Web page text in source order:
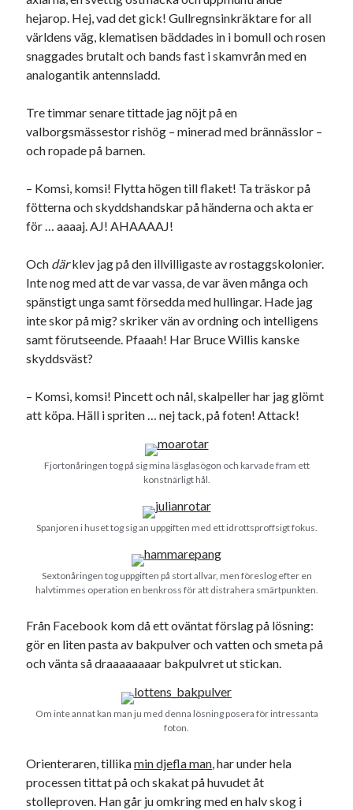
hejarop. Hej, vad det gick! Gullregnsinkräktare for all
världens väg, klematisen bäddades in i bomull och rosen
snaggades brutalt och bands fast i skamvrån med en
analogantik antennsladd.
Tre timmar senare tittade jag nöjt på en
valborgsmässestor rishög – minerad med brännässlor –
och ropade på barnen.
– Komsi, komsi! Flytta högen till flaket! Ta träskor på
fötterna och skyddshandskar på händerna och akta er
för … aaaaj. AJ! AHAAAAJ!
Och därklev jag på den illvilligaste av rostaggskolonier.
Inte nog med att de var vassa, de var även många och
spänstigt unga samt försedda med hullingar. Hade jag
inte skor på mig? skriker vän av ordning och intelligens
samt förutseende. Pfaaah! Har Bruce Willis kanske
skyddsväst?
– Komsi, komsi! Pincett och nål, skalpeller har jag glömt
att köpa. Häll i spriten … nej tack, på foten! Attack!
Fjortonåringen tog på sig mina läsglasögon och karvade fram ett
konstnärligt hål.
Spanjoren i huset tog sig an uppgiften med ett idrottsproffsigt fokus.
Sextonåringen tog uppgiften på stort allvar, men föreslog efter en
halvtimmes operation en benkross för att distrahera smärtpunkten.
Från Facebook kom då ett oväntat förslag på lösning:
gör en liten pasta av bakpulver och vatten och smeta på
och vänta så draaaaaaaar bakpulvret ut stickan.
Om inte annat kan man ju med denna lösning posera för intressanta
foton.
Orienteraren, tillikamin djefla man, har under hela
processen tittat på och skakat på huvudet åt
stolleproven. Han går ju omkring med en halv skog i